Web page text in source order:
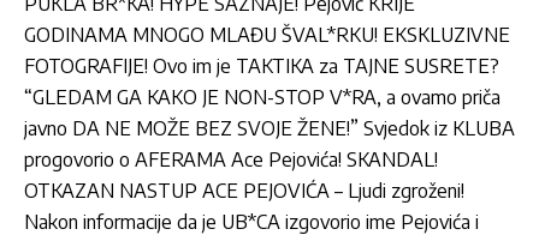
GODINAMA MNOGO MLAĐU ŠVAL*RKU! EKSKLUZIVNE
FOTOGRAFIJE! Ovo im je TAKTIKA za TAJNE SUSRETE?
“GLEDAM GA KAKO JE NON-STOP V*RA, a ovamo priča
javno DA NE MOŽE BEZ SVOJE ŽENE!” Svjedok iz KLUBA
progovorio o AFERAMA Ace Pejovića! SKANDAL!
OTKAZAN NASTUP ACE PEJOVIĆA – Ljudi zgroženi!
Nakon informacije da je UB*CA izgovorio ime Pejovića i